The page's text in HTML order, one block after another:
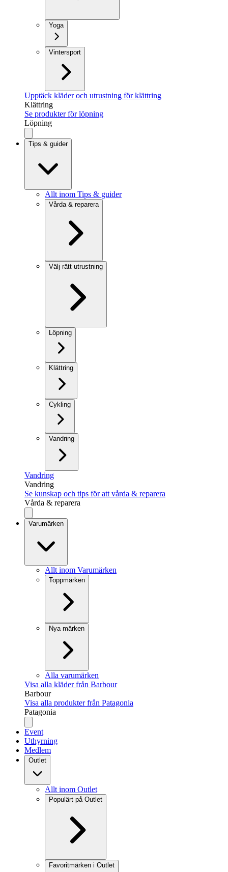
Yoga
Vintersport
Upptäck kläder och utrustning för klättring
Klättring
Se produkter för löpning
Löpning
Tips & guider
Allt inom Tips & guider
Vårda & reparera
Välj rätt utrustning
Löpning
Klättring
Cykling
Vandring
Vandring
Vandring
Se kunskap och tips för att vårda & reparera
Vårda & reparera
Varumärken
Allt inom Varumärken
Toppmärken
Nya märken
Alla varumärken
Visa alla kläder från Barbour
Barbour
Visa alla produkter från Patagonia
Patagonia
Event
Uthyrning
Medlem
Outlet
Allt inom Outlet
Populärt på Outlet
Favoritmärken i Outlet